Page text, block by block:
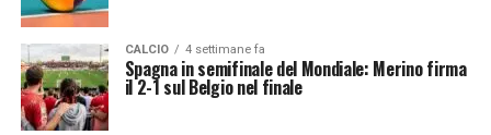
CALCIO 4 settimane fa
Spagna in semifinale del Mondiale: Merino firma
il 2-1 sul Belgio nel finale